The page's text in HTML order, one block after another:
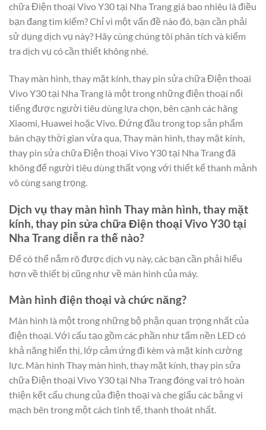
chữa Điện thoại Vivo Y30 tại Nha Trang giá bao nhiêu là điều
bạn đang tìm kiếm? Chỉ vì một vấn đề nào đó, bạn cần phải
sử dụng dịch vụ này? Hãy cùng chúng tôi phân tích và kiểm
tra dịch vụ có cần thiết không nhé.
Thay màn hình, thay mặt kính, thay pin sửa chữa Điện thoại
Vivo Y30 tại Nha Trang là một trong những điện thoại nổi
tiếng được người tiêu dùng lựa chọn, bên cạnh các hãng
Xiaomi, Huawei hoặc Vivo. Đứng đầu trong top sản phẩm
bán chạy thời gian vừa qua, Thay màn hình, thay mặt kính,
thay pin sửa chữa Điện thoại Vivo Y30 tại Nha Trang đã
không để người tiêu dùng thất vọng với thiết kế thanh mảnh
vô cùng sang trọng.
Dịch vụ thay màn hình Thay màn hình, thay mặt
kính, thay pin sửa chữa Điện thoại Vivo Y30 tại
Nha Trang diễn ra thế nào?
Để có thể nắm rõ được dịch vụ này, các bạn cần phải hiểu
hơn về thiết bị cũng như về màn hình của máy.
Màn hình điện thoại và chức năng?
Màn hình là một trong những bộ phận quan trọng nhất của
điện thoại. Với cấu tạo gồm các phần như tấm nền LED có
khả năng hiển thị, lớp cảm ứng đi kèm và mặt kính cường
lực. Màn hình Thay màn hình, thay mặt kính, thay pin sửa
chữa Điện thoại Vivo Y30 tại Nha Trang đóng vai trò hoàn
thiện kết cấu chung của điện thoại và che giấu các bảng vi
mạch bên trong một cách tinh tế, thanh thoát nhất.